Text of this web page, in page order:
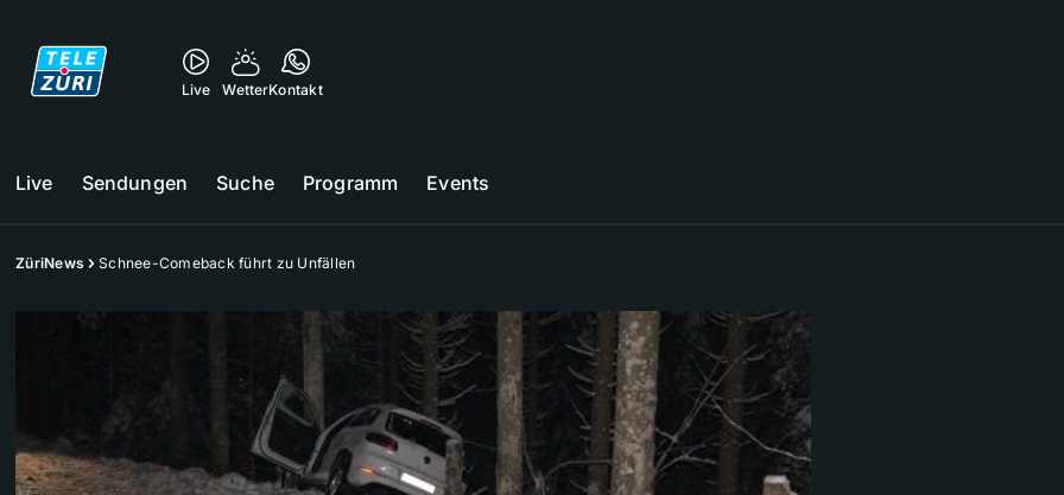
Live WetterKontakt
Live Sendungen Suche Programm Events
ZüriNews Schnee-Comeback führt zu Unfällen